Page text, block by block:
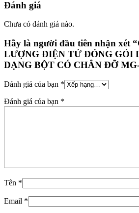
Đánh giá
Chưa có đánh giá nào.
Hãy là người đầu tiên nhận xét
LƯỢNG ĐIỆN TỬ ĐÓNG GÓI
DẠNG BỘT CÓ CHÂN ĐỠ
Đánh giá của bạn *
Đánh giá của bạn *
Tên *
Email *